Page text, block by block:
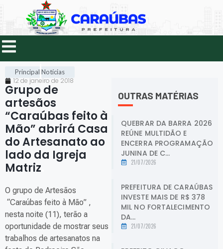
Principal Notícias
12 de janeiro de 2018
Grupo de
artesãos
“Caraúbas feito à
Mão” abrirá Casa
do Artesanato ao
lado da Igreja
Matriz
O grupo de Artesãos
“Caraúbas feito à Mão” ,
nesta noite (11), terão a
oportunidade de mostrar seus
trabalhos de artesanatos na
OUTRAS MATÉRIAS
QUEBRAR DA BARRA 2026
REÚNE MULTIDÃO E
ENCERRA PROGRAMAÇÃO
JUNINA DE C...
21/07/2026
PREFEITURA DE CARAÚBAS
INVESTE MAIS DE R$ 378
MIL NO FORTALECIMENTO
DA...
21/07/2026